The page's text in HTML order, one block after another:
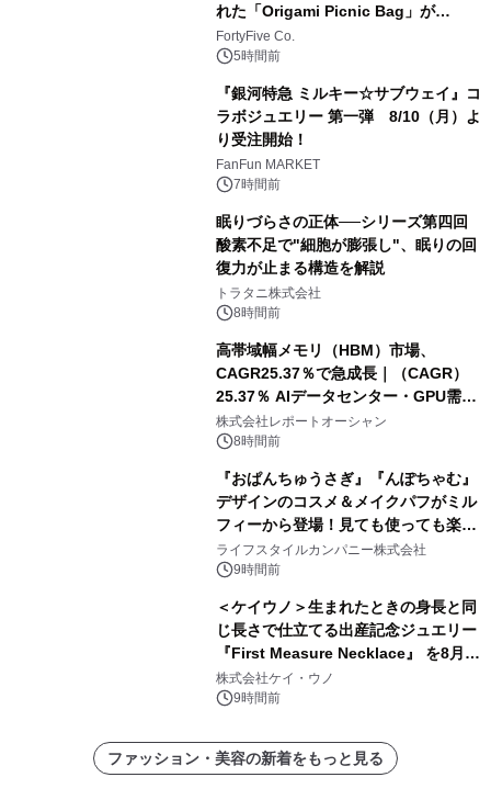
れた「Origami Picnic Bag」が
Makuakeに登場
FortyFive Co.
5時間前
『銀河特急 ミルキー☆サブウェイ』コ
ラボジュエリー 第一弾 8/10（月）よ
り受注開始！
FanFun MARKET
7時間前
眠りづらさの正体──シリーズ第四回
酸素不足で"細胞が膨張し"、眠りの回
復力が止まる構造を解説
トラタニ株式会社
8時間前
高帯域幅メモリ（HBM）市場、
CAGR25.37％で急成長｜（CAGR）
25.37％ AIデータセンター・GPU需要
拡大が2035年の市場成長を牽引
株式会社レポートオーシャン
8時間前
『おぱんちゅうさぎ』『んぽちゃむ』
デザインのコスメ＆メイクパフがミル
フィーから登場！見ても使っても楽し
い、ポップでキュートなコレクショ
ン。
ライフスタイルカンパニー株式会社
9時間前
＜ケイウノ＞生まれたときの身長と同
じ長さで仕立てる出産記念ジュエリー
『First Measure Necklace』 を8月14
日(金)に発売
株式会社ケイ・ウノ
9時間前
ファッション・美容の新着をもっと見る